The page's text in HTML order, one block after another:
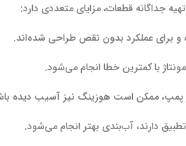
و برای عملکرد بدون نقص طراحی شده‌اند.
با کمترین خطا انجام می‌شود.
پمپ، ممکن است هوزینگ نیز آسیب دیده
دارند، آب‌بندی بهتر انجام می‌شود.